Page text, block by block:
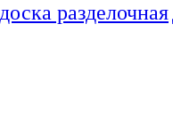
доска разделочная